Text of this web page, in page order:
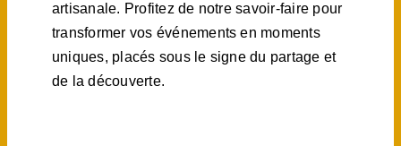
artisanale. Profitez de notre savoir-faire pour
transformer vos événements en moments
uniques, placés sous le signe du partage et
de la découverte.